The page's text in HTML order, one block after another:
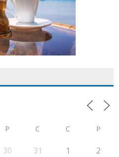
P C C P
30 31 1 2